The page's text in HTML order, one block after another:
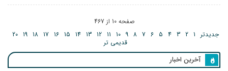
صفحه 10 از 467
جدیدتر 1
2
3
4
5
6
7
8
9
10
11
12
13
14
15
16
17
18
19
20
قدیمی تر
آخرین اخبار